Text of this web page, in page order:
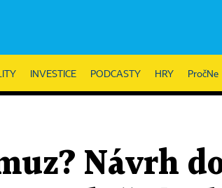
INVESTICE PODCASTY HRY PročNe
Návrh